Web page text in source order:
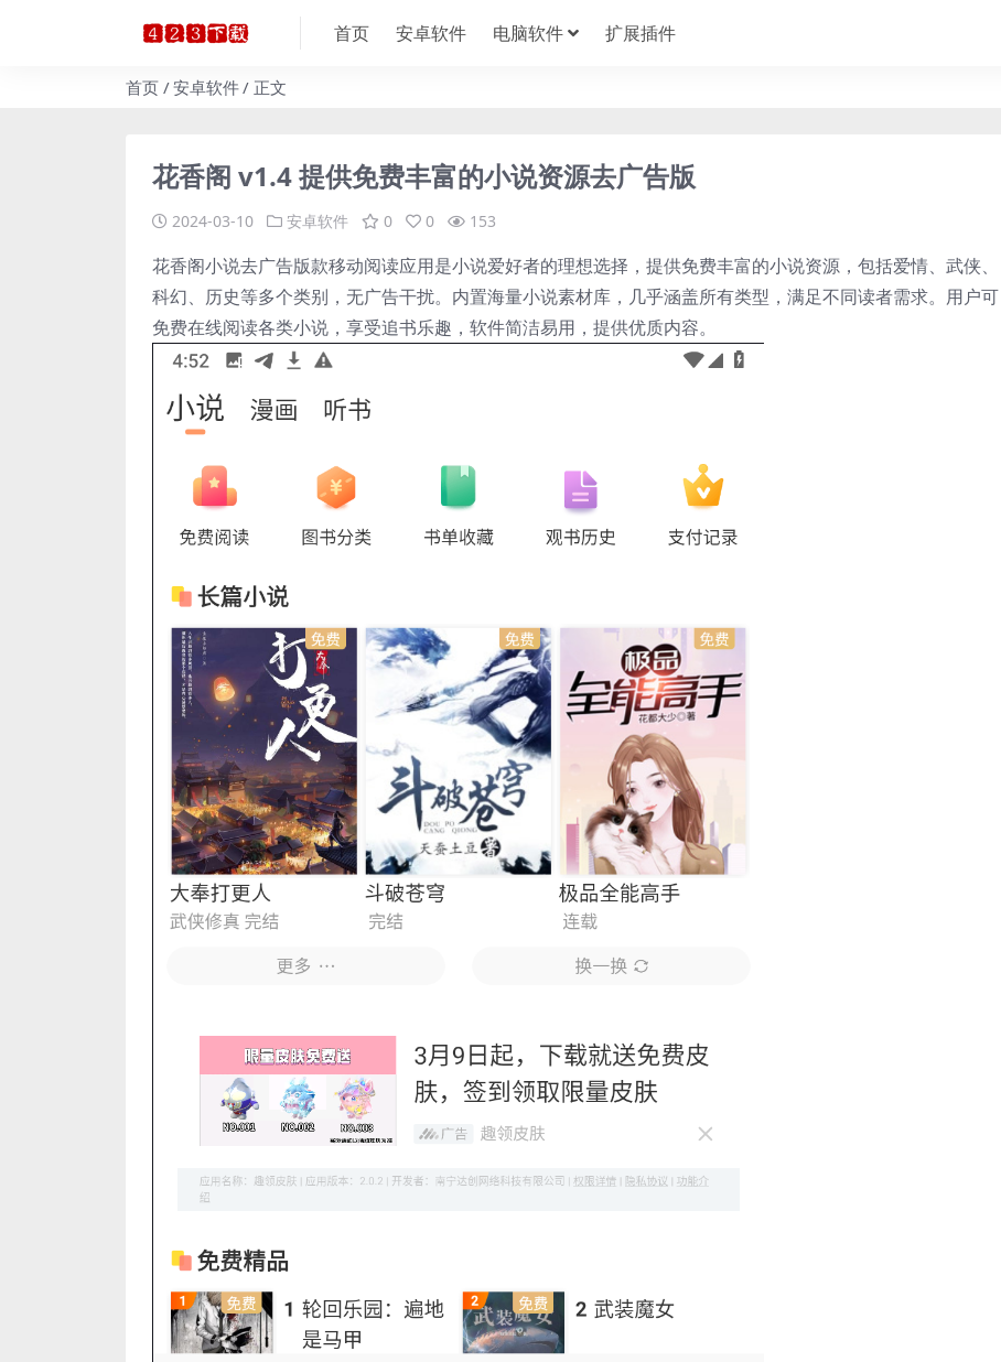
首页 安卓软件 电脑软件 扩展插件
首页 安卓软件 正文
花香阁 v1.4 提供免费丰富的小说资源去广告版
2024-03-10 安卓软件 0 0 153
花香阁小说去广告版款移动阅读应用是小说爱好者的理想选择，提供免费丰富的小说资源，包括爱情、武侠、
科幻、历史等多个类别，无广告干扰。内置海量小说素材库，几乎涵盖所有类型，满足不同读者需求。用户可
免费在线阅读各类小说，享受追书乐趣，软件简洁易用，提供优质内容。